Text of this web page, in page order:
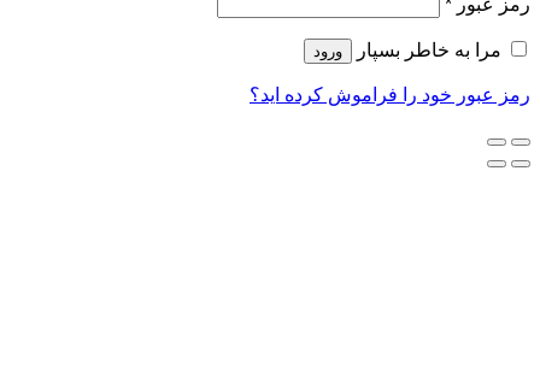
خاطر بسپار ورود
را فراموش کرده اید؟